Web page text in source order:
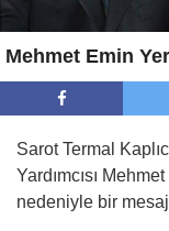
Mehmet Emin
Sarot Termal
Yardımcısı
nedeniyle bir mesaj